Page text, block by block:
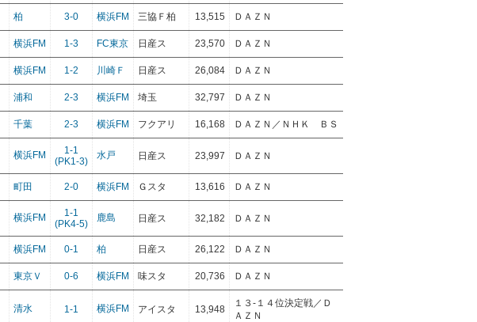
柏 3-0 横浜FM 三協Ｆ柏 13,515 ＤＡＺＮ
横浜FM 1-3 FC東京 日産ス 23,570 ＤＡＺＮ
横浜FM 1-2 川崎Ｆ 日産ス 26,084 ＤＡＺＮ
浦和 2-3 横浜FM 埼玉 32,797 ＤＡＺＮ
千葉 2-3 横浜FM フクアリ 16,168 ＤＡＺＮ／ＮＨＫ ＢＳ
横浜FM
1-1
(PK1-3)
水戸 日産ス 23,997 ＤＡＺＮ
町田 2-0 横浜FM Ｇスタ 13,616 ＤＡＺＮ
横浜FM
1-1
(PK4-5)
鹿島 日産ス 32,182 ＤＡＺＮ
横浜FM 0-1 柏 日産ス 26,122 ＤＡＺＮ
東京Ｖ 0-6 横浜FM 味スタ 20,736 ＤＡＺＮ
清水 1-1 横浜FM アイスタ 13,948
１３‐１４位決定戦／Ｄ
ＡＺＮ